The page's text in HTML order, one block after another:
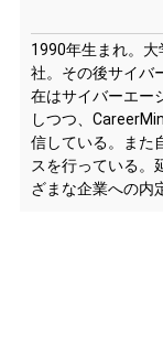
1990年生まれ。
社。その後サイバ
在はサイバーエー
しつつ、
信している。また
スを行っている。
ざまな企業への内